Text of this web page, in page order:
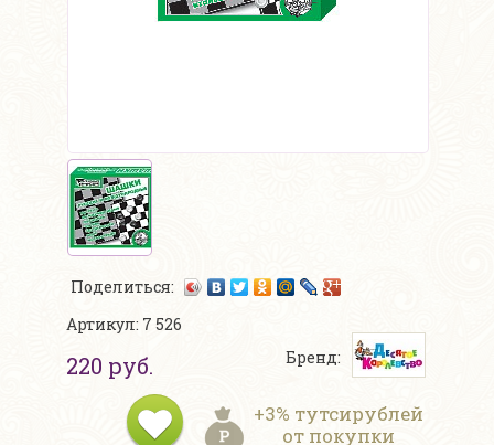
Поделиться:
Артикул: 7 526
220 руб. Бренд:
+3% тутсирублей
от покупки